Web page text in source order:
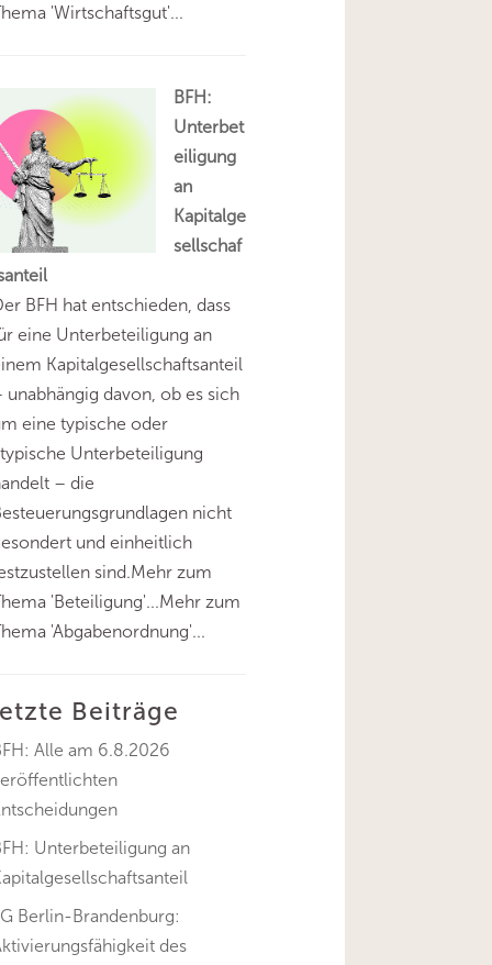
'Wirtschaftsgut'...
BFH:
Unterbet
eiligung
an
Kapitalge
sellschaf
BFH hat entschieden, dass
eine Unterbeteiligung an
Kapitalgesellschaftsanteil
unabhängig davon, ob es sich
eine typische oder
Unterbeteiligung
– die
nicht
und einheitlich
sind.Mehr zum
'Beteiligung'...Mehr zum
'Abgabenordnung'...
Beiträge
Alle am 6.8.2026
Unterbeteiligung an
Berlin-Brandenburg:
des